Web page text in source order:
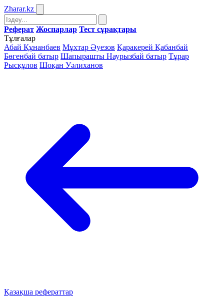
Zharar.kz
Реферат Жоспарлар Тест сұрақтары
Тұлғалар
Абай Құнанбаев Мұхтар Әуезов Қаракерей Қабанбай
Бөгенбай батыр Шапырашты Наурызбай батыр Тұрар
Рысқұлов Шоқан Уәлиханов
Қазақша рефераттар